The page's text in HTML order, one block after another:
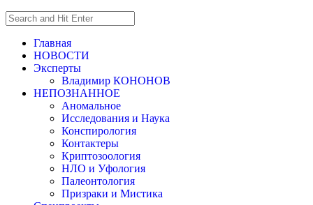
Главная
НОВОСТИ
Эксперты
Владимир КОНОНОВ
НЕПОЗНАННОЕ
Аномальное
Исследования и Наука
Конспирология
Контактеры
Криптозоология
НЛО и Уфология
Палеонтология
Призраки и Мистика